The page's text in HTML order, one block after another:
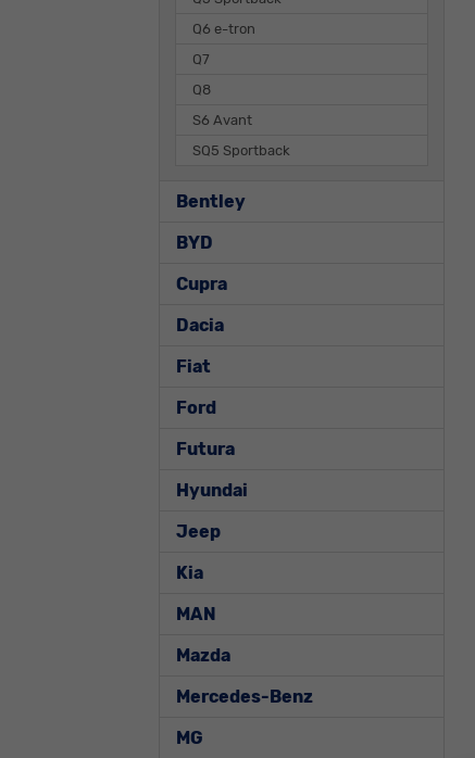
Q6 e-tron
Q7
Q8
S6 Avant
SQ5 Sportback
Bentley
BYD
Cupra
Dacia
Fiat
Ford
Futura
Hyundai
Jeep
Kia
MAN
Mazda
Mercedes-Benz
MG